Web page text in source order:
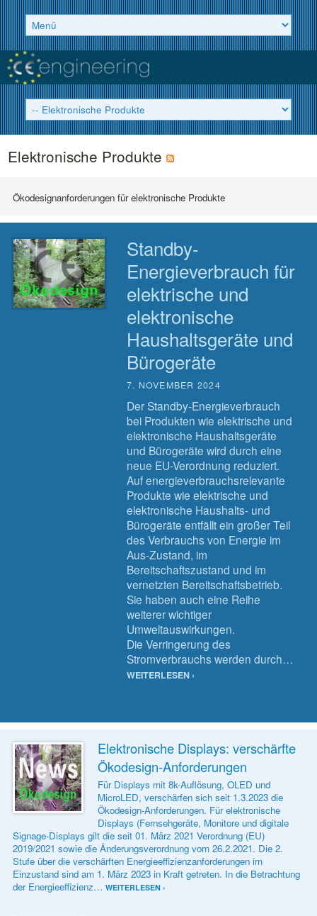
Elektronische Produkte
Ökodesignanforderungen für elektronische Produkte
Standby-
Energieverbrauch für
elektrische und
elektronische
Haushaltsgeräte und
Bürogeräte
7. NOVEMBER 2024
Der Standby-Energieverbrauch
bei Produkten wie elektrische und
elektronische Haushaltsgeräte
und Bürogeräte wird durch eine
neue EU-Verordnung reduziert.
Auf energieverbrauchsrelevante
Produkte wie elektrische und
elektronische Haushalts- und
Bürogeräte entfällt ein großer Teil
des Verbrauchs von Energie im
Aus-Zustand, im
Bereitschaftszustand und im
vernetzten Bereitschaftsbetrieb.
Sie haben auch eine Reihe
weiterer wichtiger
Umweltauswirkungen.
Die Verringerung des
Stromverbrauchs werden durch…
WEITERLESEN ›
Elektronische Displays: verschärfte
Ökodesign-Anforderungen
Für Displays mit 8k-Auflösung, OLED und
MicroLED, verschärfen sich seit 1.3.2023 die
Ökodesign-Anforderungen. Für elektronische
Displays (Fernsehgeräte, Monitore und digitale
Signage-Displays gilt die seit 01. März 2021 Verordnung (EU)
2019/2021 sowie die Änderungsverordnung vom 26.2.2021. Die 2.
Stufe über die verschärften Energieeffizienzanforderungen im
Einzustand sind am 1. März 2023 in Kraft getreten. In die Betrachtung
der Energieeffizienz… WEITERLESEN ›